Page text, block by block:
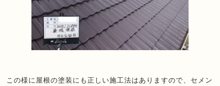
この様に屋根の塗装にも正しい施工法はありますので、セメン